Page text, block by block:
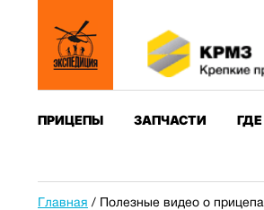
ПРИЦЕПЫ ЗАПЧАСТИ
Главная / Полезные видео о